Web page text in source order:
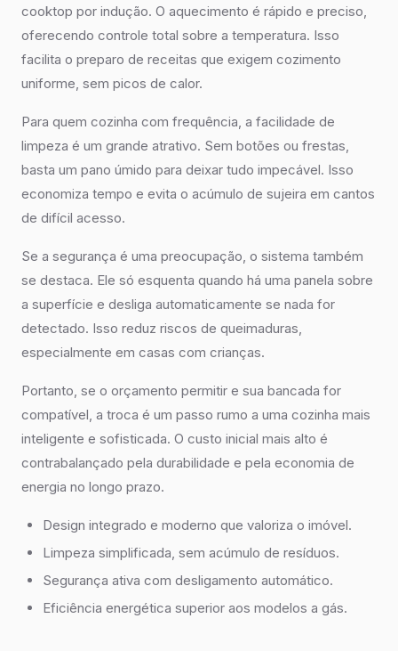
cooktop por indução. O aquecimento é rápido e preciso,
oferecendo controle total sobre a temperatura. Isso
facilita o preparo de receitas que exigem cozimento
uniforme, sem picos de calor.
Para quem cozinha com frequência, a facilidade de
limpeza é um grande atrativo. Sem botões ou frestas,
basta um pano úmido para deixar tudo impecável. Isso
economiza tempo e evita o acúmulo de sujeira em cantos
de difícil acesso.
Se a segurança é uma preocupação, o sistema também
se destaca. Ele só esquenta quando há uma panela sobre
a superfície e desliga automaticamente se nada for
detectado. Isso reduz riscos de queimaduras,
especialmente em casas com crianças.
Portanto, se o orçamento permitir e sua bancada for
compatível, a troca é um passo rumo a uma cozinha mais
inteligente e sofisticada. O custo inicial mais alto é
contrabalançado pela durabilidade e pela economia de
energia no longo prazo.
Design integrado e moderno que valoriza o imóvel.
Limpeza simplificada, sem acúmulo de resíduos.
Segurança ativa com desligamento automático.
Eficiência energética superior aos modelos a gás.